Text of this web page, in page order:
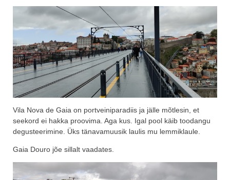
Vila Nova de Gaia on portveiniparadiis ja jälle mõtlesin, et
seekord ei hakka proovima. Aga kus. Igal pool käib toodangu
degusteerimine. Üks tänavamuusik laulis mu lemmiklaule.
Gaia Douro jõe sillalt vaadates.